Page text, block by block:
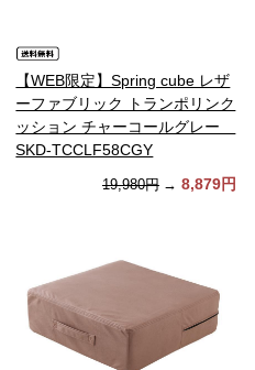
【WEB限定】Spring cube レザ
ーファブリック トランポリンク
ッション チャーコールグレー
SKD-TCCLF58CGY
19,980円 → 8,879円